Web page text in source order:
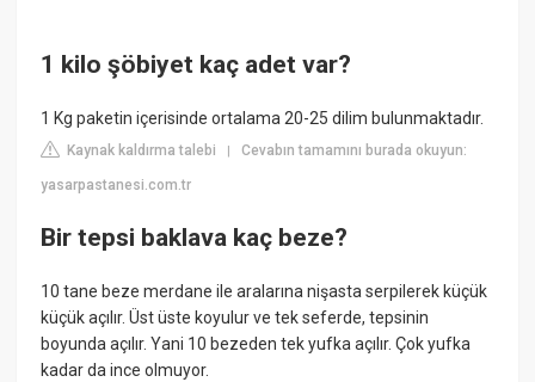
1 kilo şöbiyet kaç adet var?
1 Kg paketin içerisinde ortalama 20-25 dilim bulunmaktadır.
Kaynak kaldırma talebi |Cevabın tamamını burada okuyun:
yasarpastanesi.com.tr
Bir tepsi baklava kaç beze?
10 tane beze merdane ile aralarına nişasta serpilerek küçük
küçük açılır. Üst üste koyulur ve tek seferde, tepsinin
boyunda açılır. Yani 10 bezeden tek yufka açılır. Çok yufka
kadar da ince olmuyor.